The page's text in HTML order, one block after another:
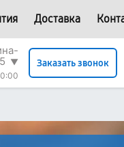
Доставка
▼
Заказать звонок